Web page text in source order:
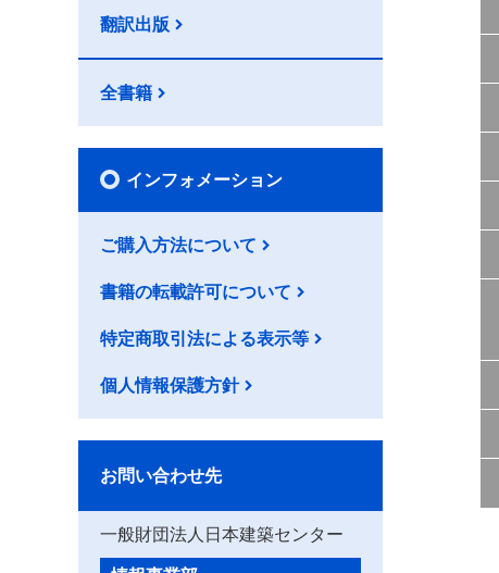
翻訳出版
全書籍
インフォメーション
ご購入方法について
書籍の転載許可について
特定商取引法による表示等
個人情報保護方針
お問い合わせ先
一般財団法人日本建築センター